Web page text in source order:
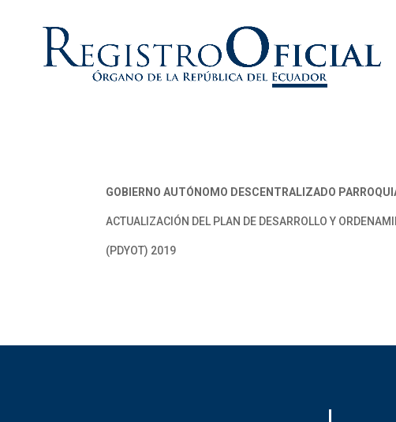
GOBIERNO AUTÓNOMO DESCENTRALIZADO
ACTUALIZACIÓN DEL PLAN DE DESARROLLO Y
(PDYOT) 2019